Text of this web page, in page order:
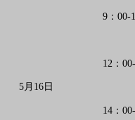
5月16日
9：00-
12：
14：